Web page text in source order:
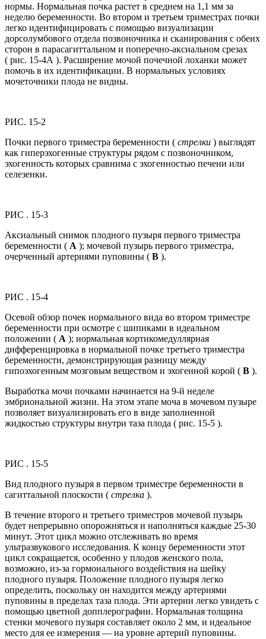
нормы. Нормальная почка растет в среднем на 1,1 мм за
неделю беременности. Во втором и третьем триместрах почки
легко идентифицировать с помощью визуализации
дорсолумбового отдела позвоночника и сканирования с обеих
сторон в парасагиттальном и поперечно-аксиальном срезах
( рис. 15-4А ). Расширение мочой почечной лоханки может
помочь в их идентификации. В нормальных условиях
мочеточники плода не видны.
РИС. 15-2
Почки первого триместра беременности ( стрелки ) выглядят
как гиперэхогенные структуры рядом с позвоночником,
эхогенность которых сравнима с эхогенностью печени или
селезенки.
РИС . 15-3
Аксиальный снимок плодного пузыря первого триместра
беременности ( A ); мочевой пузырь первого триместра,
очерченный артериями пуповины ( B ).
РИС . 15-4
Осевой обзор почек нормального вида во втором триместре
беременности при осмотре с шипиками в идеальном
положении ( A ); нормальная кортикомедуллярная
дифференцировка в нормальной почке третьего триместра
беременности, демонстрирующая разницу между
гипоэхогенным мозговым веществом и эхогенной корой ( B ).
Выработка мочи почками начинается на 9-й неделе
эмбриональной жизни. На этом этапе моча в мочевом пузыре
позволяет визуализировать его в виде заполненной
жидкостью структуры внутри таза плода ( рис. 15-5 ).
РИС . 15-5
Вид плодного пузыря в первом триместре беременности в
сагиттальной плоскости ( стрелка ).
В течение второго и третьего триместров мочевой пузырь
будет непрерывно опорожняться и наполняться каждые 25-30
минут. Этот цикл можно отслеживать во время
ультразвукового исследования. К концу беременности этот
цикл сокращается, особенно у плодов женского пола,
возможно, из-за гормонального воздействия на шейку
плодного пузыря. Положение плодного пузыря легко
определить, поскольку он находится между артериями
пуповины в пределах таза плода. Эти артерии легко увидеть с
помощью цветной допплерографии. Нормальная толщина
стенки мочевого пузыря составляет около 2 мм, и идеальное
место для ее измерения — на уровне артерий пуповины.